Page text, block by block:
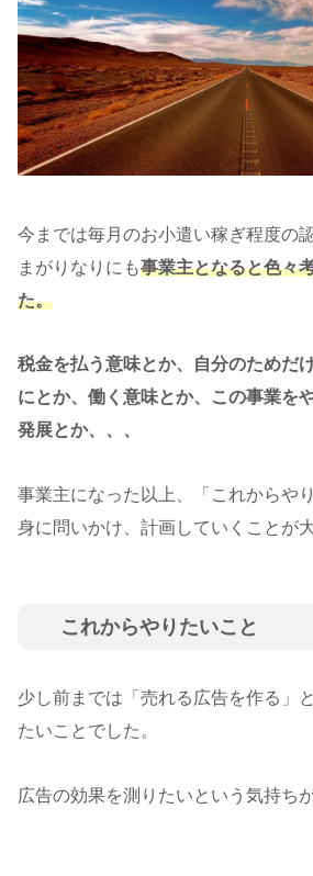
今までは毎月のお小遣い稼ぎ程度の
まがりなりにも事業主となると色々
た。
税金を払う意味とか、自分のためだ
にとか、働く意味とか、この事業を
発展とか、、、
事業主になった以上、「これからや
身に問いかけ、計画していくことが
これからやりたいこと
少し前までは「売れる広告を作る」
たいことでした。
広告の効果を測りたいという気持ち